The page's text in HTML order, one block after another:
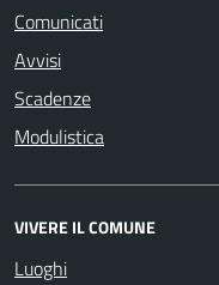
Comunicati
Avvisi
Scadenze
Modulistica
VIVERE IL COMUNE
Luoghi